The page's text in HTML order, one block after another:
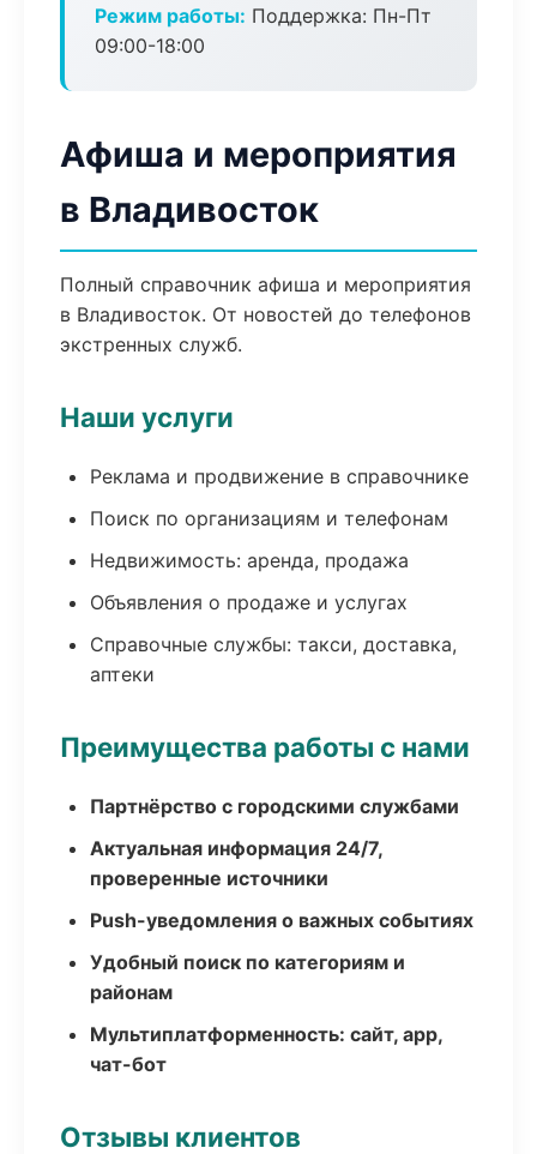
Режим работы: Поддержка: Пн-Пт
09:00-18:00
Афиша и мероприятия
в Владивосток
Полный справочник афиша и мероприятия
в Владивосток. От новостей до телефонов
экстренных служб.
Наши услуги
Реклама и продвижение в справочнике
Поиск по организациям и телефонам
Недвижимость: аренда, продажа
Объявления о продаже и услугах
Справочные службы: такси, доставка,
аптеки
Преимущества работы с нами
Партнёрство с городскими службами
Актуальная информация 24/7,
проверенные источники
Push-уведомления о важных событиях
Удобный поиск по категориям и
районам
Мультиплатформенность: сайт, app,
чат-бот
Отзывы клиентов